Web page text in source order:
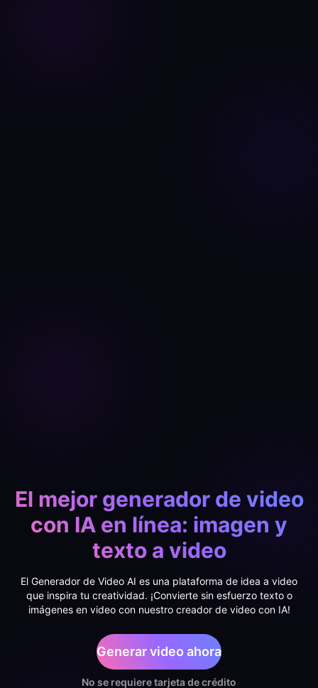
El mejor generador de video
con IA en línea: imagen y
texto a video
El Generador de Video AI es una plataforma de idea a video
que inspira tu creatividad. ¡Convierte sin esfuerzo texto o
imágenes en video con nuestro creador de video con IA!
Generar video ahora
No se requiere tarjeta de crédito